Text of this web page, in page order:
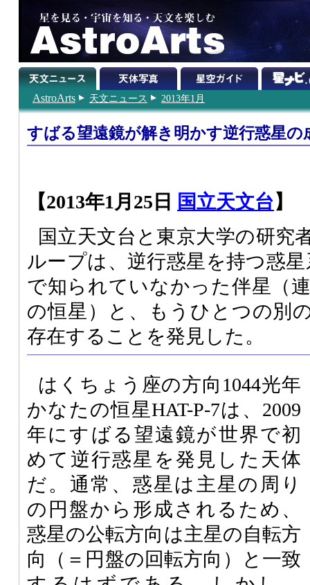
AstroArts 天文ニュース 2013年1月
すばる望遠鏡が解き明かす逆行惑星の
【2013年1月25日 国立天文台】
国立天文台と東京大学の研究
ループは、逆行惑星を持つ惑
で知られていなかった伴星（
の恒星）と、もうひとつの別
存在することを発見した。
はくちょう座の方向1044光年
かなたの恒星HAT-P-7は、2009
年にすばる望遠鏡が世界で初
めて逆行惑星を発見した天体
だ。通常、惑星は主星の周り
の円盤から形成されるため、
惑星の公転方向は主星の自転方
向（＝円盤の回転方向）と一致